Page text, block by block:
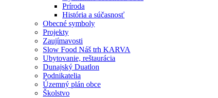
Príroda
História a súčasnosť
Obecné symboly
Projekty
Zaujímavosti
Slow Food Náš trh KARVA
Ubytovanie, reštaurácia
Dunajský Duatlon
Podnikatelia
Územný plán obce
Školstvo